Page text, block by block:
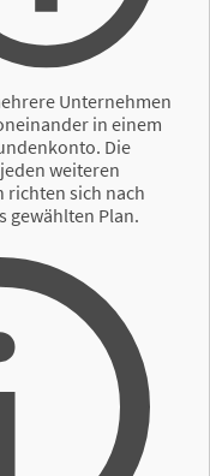
Unternehmen
in einem
Die
weiteren
richten sich nach
gewählten Plan.